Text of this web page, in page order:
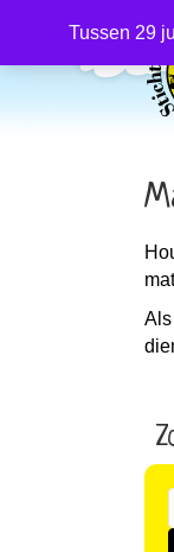
Tussen 29
Als